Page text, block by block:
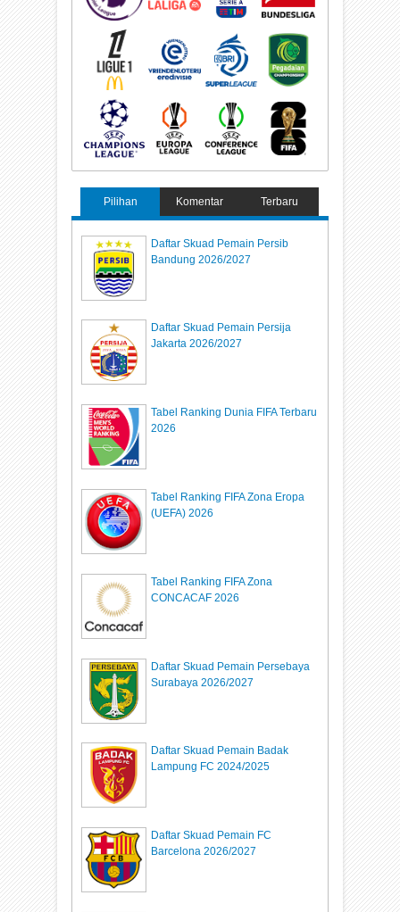
Pilihan Komentar Terbaru
Daftar Skuad Pemain Persib
Bandung 2026/2027
Daftar Skuad Pemain Persija
Jakarta 2026/2027
Tabel Ranking Dunia FIFA Terbaru
2026
Tabel Ranking FIFA Zona Eropa
(UEFA) 2026
Tabel Ranking FIFA Zona
CONCACAF 2026
Daftar Skuad Pemain Persebaya
Surabaya 2026/2027
Daftar Skuad Pemain Badak
Lampung FC 2024/2025
Daftar Skuad Pemain FC
Barcelona 2026/2027